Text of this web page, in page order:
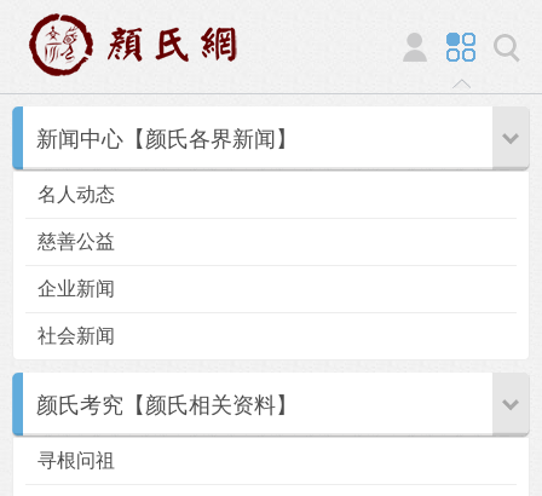
新闻中心【颜氏各界新闻】
名人动态
慈善公益
企业新闻
社会新闻
颜氏考究【颜氏相关资料】
寻根问祖